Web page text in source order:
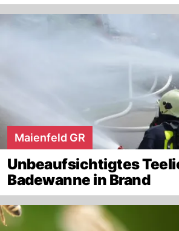
Maienfeld GR
Unbeaufsichtigtes
Badewanne in Brand